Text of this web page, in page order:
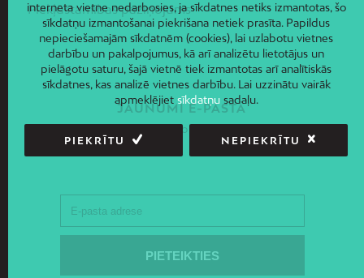
Piekļūstamības paziņojums
JAUNUMI E-PASTĀ
Piesakies un saņem jaunāko informāciju savā e-pastā!
interneta vietne nedarbosies, ja sīkdatnes netiks izmantotas, šo
sīkdatņu izmantošanai piekrišana netiek prasīta. Papildus
nepieciešamajām sīkdatnēm (cookies), lai uzlabotu vietnes
darbību un pakalpojumus, kā arī analizētu lietotājus un
pielāgotu saturu, šajā vietnē tiek izmantotas arī analītiskās
sīkdatnes, kas analizē vietnes darbību. Lai uzzinātu vairāk
apmeklējiet sīkdatņusadaļu.
PIEKRĪTU NEPIEKRĪTU